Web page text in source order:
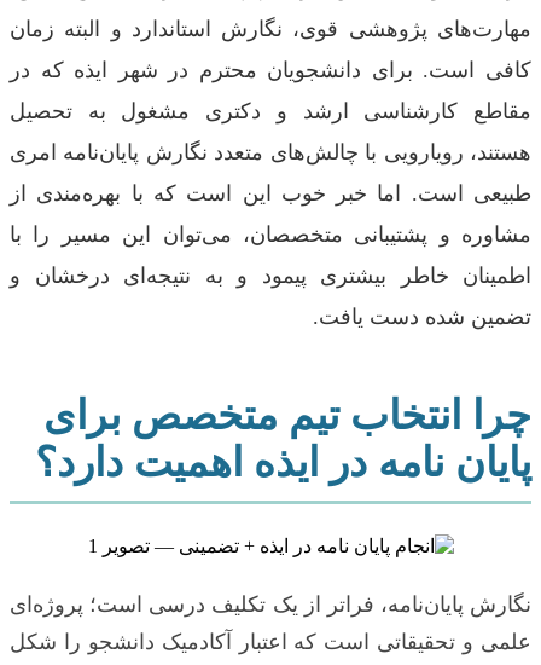
مهارت‌های پژوهشی قوی، نگارش استاندارد و البته زمان
کافی است. برای دانشجویان محترم در شهر ایذه که در
مقاطع کارشناسی ارشد و دکتری مشغول به تحصیل
هستند، رویارویی با چالش‌های متعدد نگارش پایان‌نامه امری
طبیعی است. اما خبر خوب این است که با بهره‌مندی از
مشاوره و پشتیبانی متخصصان، می‌توان این مسیر را با
اطمینان خاطر بیشتری پیمود و به نتیجه‌ای درخشان و
تضمین شده دست یافت.
چرا انتخاب تیم متخصص برای
پایان نامه در ایذه اهمیت دارد؟
نگارش پایان‌نامه، فراتر از یک تکلیف درسی است؛ پروژه‌ای
علمی و تحقیقاتی است که اعتبار آکادمیک دانشجو را شکل